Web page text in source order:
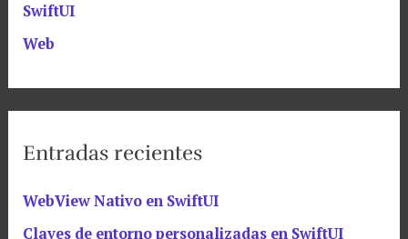
SwiftUI
Web
Entradas recientes
WebView Nativo en SwiftUI
Claves de entorno personalizadas en SwiftUI